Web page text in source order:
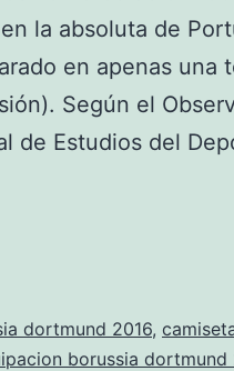
la absoluta de
en apenas una
Según el
de Estudios del
dortmund 2016,
borussia dortmund